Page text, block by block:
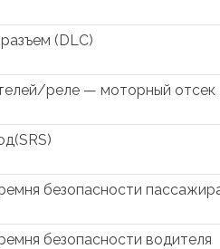
(DLC)
реле — моторный отсек
безопасности
безопасности водителя